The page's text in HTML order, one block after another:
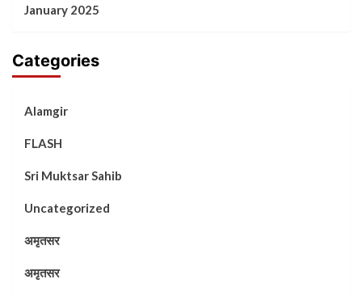
January 2025
Categories
Alamgir
FLASH
Sri Muktsar Sahib
Uncategorized
अमृतसर
अमृतसर